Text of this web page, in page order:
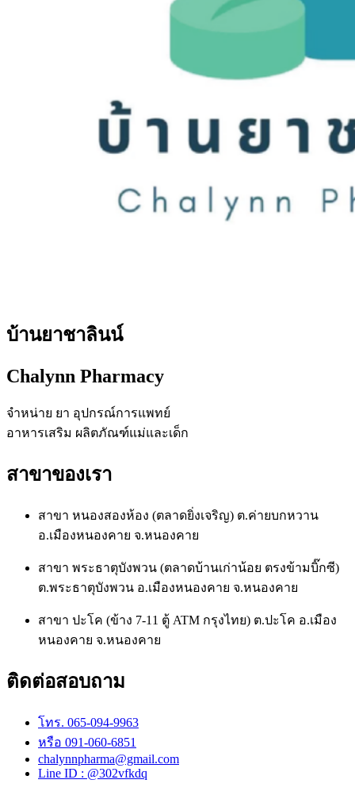
บ้านยาชาลินน์
Chalynn Pharmacy
จำหน่าย ยา อุปกรณ์การแพทย์
อาหารเสริม ผลิตภัณฑ์แม่และเด็ก
สาขาของเรา
สาขา หนองสองห้อง (ตลาดยิ่งเจริญ) ต.ค่ายบกหวาน
อ.เมืองหนองคาย จ.หนองคาย
สาขา พระธาตุบังพวน (ตลาดบ้านเก่าน้อย ตรงข้ามบิ๊กซี)
ต.พระธาตุบังพวน อ.เมืองหนองคาย จ.หนองคาย
สาขา ปะโค (ข้าง 7-11 ตู้ ATM กรุงไทย) ต.ปะโค อ.เมือง
หนองคาย จ.หนองคาย
ติดต่อสอบถาม
โทร. 065-094-9963
หรือ 091-060-6851
chalynnpharma@gmail.com
Line ID : @302vfkdq